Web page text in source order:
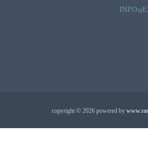
copyright © 2026 powered by